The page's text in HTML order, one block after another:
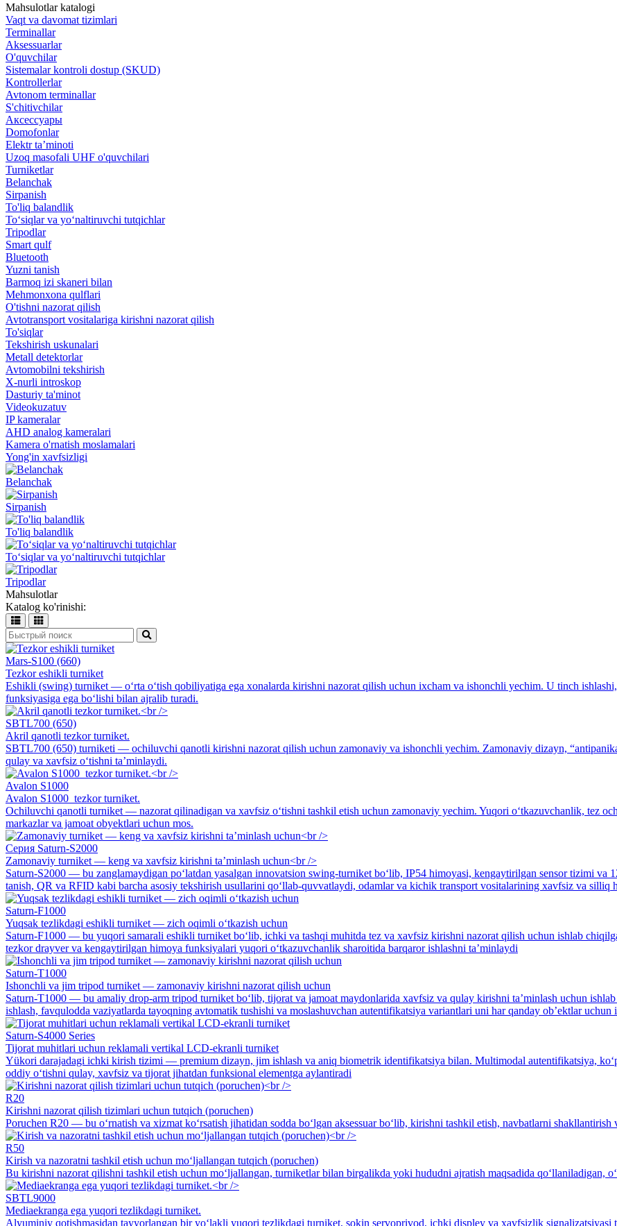
Mahsulotlar katalogi
Vaqt va davomat tizimlari
Terminallar
Aksessuarlar
O'quvchilar
Sistemalar kontroli dostup (SKUD)
Kontrollerlar
Avtonom terminallar
S'chitivchilar
Аксессуары
Domofonlar
Elektr ta’minoti
Uzoq masofali UHF o'quvchilari
Turniketlar
Belanchak
Sirpanish
To'liq balandlik
To‘siqlar va yo‘naltiruvchi tutqichlar
Tripodlar
Smart qulf
Bluetooth
Yuzni tanish
Barmoq izi skaneri bilan
Mehmonxona qulflari
O'tishni nazorat qilish
Avtotransport vositalariga kirishni nazorat qilish
To'siqlar
Tekshirish uskunalari
Metall detektorlar
Avtomobilni tekshirish
X-nurli introskop
Dasturiy ta'minot
Videokuzatuv
IP kameralar
AHD analog kameralari
Kamera o'rnatish moslamalari
Yong'in xavfsizligi
Belanchak
Sirpanish
To'liq balandlik
To‘siqlar va yo‘naltiruvchi tutqichlar
Tripodlar
Mahsulotlar
Katalog ko'rinishi:
Mars-S100 (660)
Tezkor eshikli turniket
Eshikli (swing) turniket — o‘rta o‘tish qobiliyatiga ega xonalarda kirishni nazorat qilish uchun ixcham va ishonchli yechim. U tinch
funksiyasiga ega bo‘lishi bilan ajralib turadi.
SBTL700 (650)
Akril qanotli tezkor turniket.
SBTL700 (650) turniketi — ochiluvchi qanotli kirishni nazorat qilish uchun zamonaviy va ishonchli yechim. Zamonaviy dizayn,
qulay va xavfsiz o‘tishni ta’minlaydi.
Avalon S1000
Avalon S1000 tezkor turniket.
Ochiluvchi qanotli turniket — nazorat qilinadigan va xavfsiz o‘tishni tashkil etish uchun zamonaviy yechim. Yuqori o‘tkazuvchanlik, tez
markazlar va jamoat obyektlari uchun mos.
Серия Saturn-S2000
Zamonaviy turniket — keng va xavfsiz kirishni ta’minlash uchun<br />
Saturn-S2000 — bu zanglamaydigan po‘latdan yasalgan innovatsion swing-turniket bo‘lib, IP54 himoyasi, kengaytirilgan sensor tizimi va
tanish, QR va RFID kabi barcha asosiy tekshirish usullarini qo‘llab-quvvatlaydi, odamlar va kichik transport vositalarining xavfsiz va silliq
Saturn-F1000
Yuqsak tezlikdagi eshikli turniket — zich oqimli o‘tkazish uchun
Saturn-F1000 — bu yuqori samarali eshikli turniket bo‘lib, ichki va tashqi muhitda tez va xavfsiz kirishni nazorat qilish uchun ishlab
tezkor drayver va kengaytirilgan himoya funksiyalari yuqori o‘tkazuvchanlik sharoitida barqaror ishlashni ta’minlaydi
Saturn-T1000
Ishonchli va jim tripod turniket — zamonaviy kirishni nazorat qilish uchun
Saturn-T1000 — bu amaliy drop-arm tripod turniket bo‘lib, tijorat va jamoat maydonlarida xavfsiz va qulay kirishni ta’minlash uchun
ishlash, favqulodda vaziyatlarda tayoqning avtomatik tushishi va moslashuvchan autentifikatsiya variantlari uni har qanday ob’ektlar
Saturn-S4000 Series
Tijorat muhitlari uchun reklamali vertikal LCD-ekranli turniket
Yükori darajadagi ichki kirish tizimi — premium dizayn, jim ishlash va aniq biometrik identifikatsiya bilan. Multimodal autentifikatsiya,
oddiy o‘tishni qulay, xavfsiz va tijorat jihatdan funksional elementga aylantiradi
R20
Kirishni nazorat qilish tizimlari uchun tutqich (poruchen)
Poruchen R20 — bu o‘rnatish va xizmat ko‘rsatish jihatidan sodda bo‘lgan aksessuar bo‘lib, kirishni tashkil etish, navbatlarni
R50
Kirish va nazoratni tashkil etish uchun mo‘ljallangan tutqich (poruchen)
Bu kirishni nazorat qilishni tashkil etish uchun mo‘ljallangan, turniketlar bilan birgalikda yoki hududni ajratish maqsadida qo‘llaniladigan,
SBTL9000
Mediaekranga ega yuqori tezlikdagi turniket.
Alyuminiy qotishmasidan tayyorlangan bir yo‘lakli yuqori tezlikdagi turniket, sokin servoprivod, ichki displey va xavfsizlik signalizatsiyasi